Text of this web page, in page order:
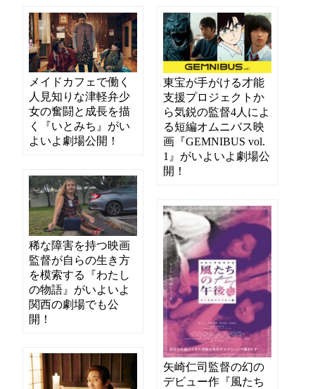
メイドカフェで働く
人見知りな津軽弁少
女の奮闘と成長を描
く『いとみち』がい
よいよ劇場公開！
東宝が手がける才能
支援プロジェクトか
ら気鋭の監督4人によ
る短編オムニバス映
画『GEMNIBUS vol.
1』がいよいよ劇場公
開！
稀な障害を持つ映画
監督が自らの生き方
を模索する『わたし
の物語』がいよいよ
関西の劇場でも公
開！
矢崎仁司監督の幻の
デビュー作『風たち